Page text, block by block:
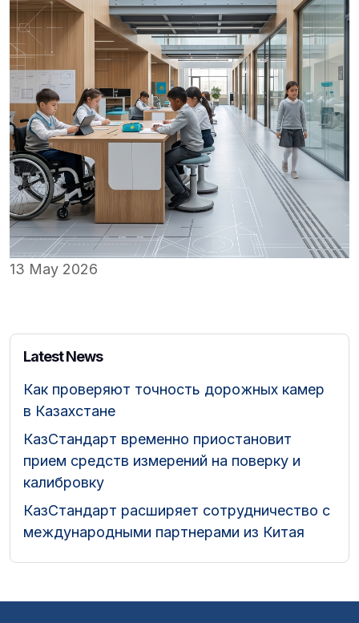
13 May 2026
Latest News
Как проверяют точность дорожных камер
в Казахстане
КазСтандарт временно приостановит
прием средств измерений на поверку и
калибровку
КазСтандарт расширяет сотрудничество с
международными партнерами из Китая